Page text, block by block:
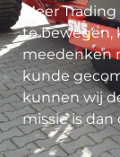
Meer
te bewegen,
meedenken
kunde
kunnen wij
missie is dan